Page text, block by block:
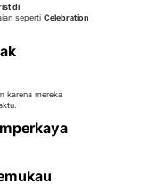
di
seperti Celebration
karena mereka